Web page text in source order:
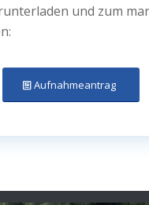
und zum
Aufnahmeantrag